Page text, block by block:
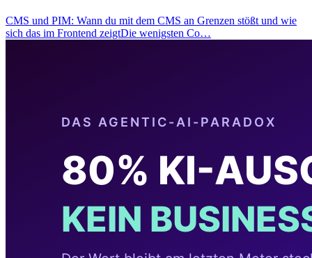
CMS und PIM: Wann du mit dem CMS an Grenzen stößt und wie
sich das im Frontend zeigtDie wenigsten Co…